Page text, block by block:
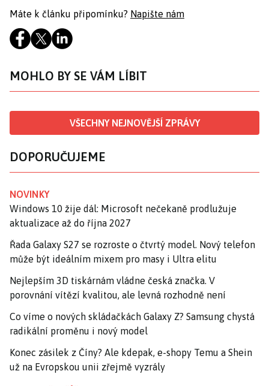
Máte k článku připomínku? Napište nám
MOHLO BY SE VÁM LÍBIT
VŠECHNY NEJNOVĚJŠÍ ZPRÁVY
DOPORUČUJEME
NOVINKY
Windows 10 žije dál: Microsoft nečekaně prodlužuje
aktualizace až do října 2027
Řada Galaxy S27 se rozroste o čtvrtý model. Nový telefon
může být ideálním mixem pro masy i Ultra elitu
Nejlepším 3D tiskárnám vládne česká značka. V
porovnání vítězí kvalitou, ale levná rozhodně není
Co víme o nových skládačkách Galaxy Z? Samsung chystá
radikální proměnu i nový model
Konec zásilek z Číny? Ale kdepak, e-shopy Temu a Shein
už na Evropskou unii zřejmě vyzrály